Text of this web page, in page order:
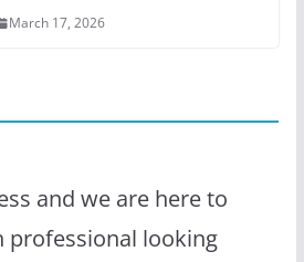
March 17, 2026
and we are here to
professional looking